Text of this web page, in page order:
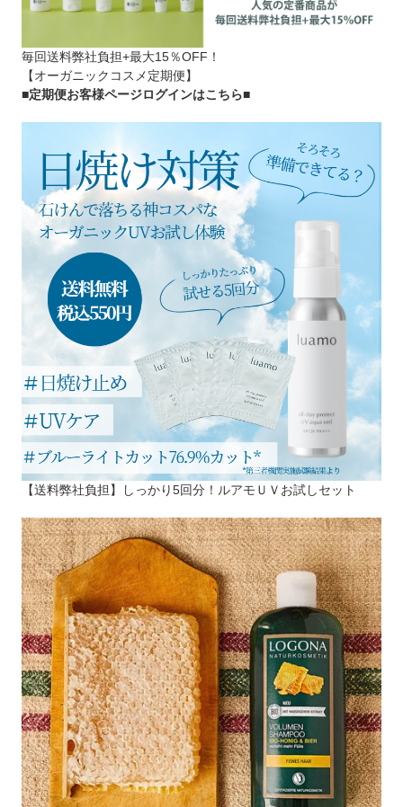
毎回送料弊社負担+最大15％OFF！
【オーガニックコスメ定期便】
■定期便お客様ページログインはこちら■
【送料弊社負担】しっかり5回分！ルアモＵＶお試しセット